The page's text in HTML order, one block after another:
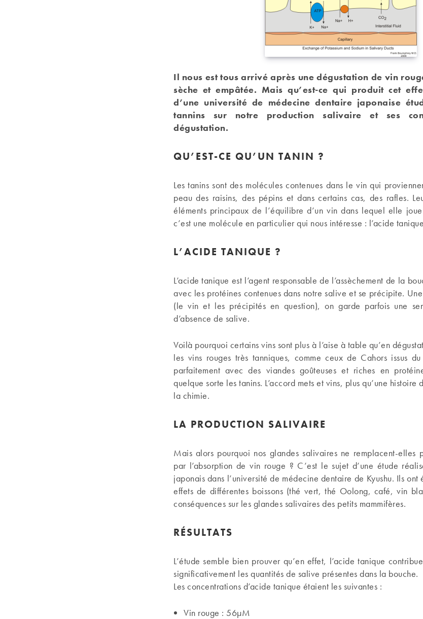
Il nous est tous arrivé après une dégustation de vin
sèche et empâtée. Mais qu’est-ce qui produit cet
d’une université de médecine dentaire japonaise
tannins sur notre production salivaire et ses
dégustation.
QU’EST-CE QU’UN TANIN ?
Les tanins sont des molécules contenues dans le vin qui
peau des raisins, des pépins et dans certains cas, des rafles.
éléments principaux de l’équilibre d’un vin dans lequel elle
c’est une molécule en particulier qui nous intéresse : l’acide
L’ACIDE TANIQUE ?
L’acide tanique est l’agent responsable de l’assèchement de la
avec les protéines contenues dans notre salive et se précipite.
(le vin et les précipités en question), on garde parfois une
d’absence de salive.
Voilà pourquoi certains vins sont plus à l’aise à table qu’en
les vins rouges très tanniques, comme ceux de Cahors issus
parfaitement avec des viandes goûteuses et riches en
quelque sorte les tanins. L’accord mets et vins, plus qu’une
la chimie.
LA PRODUCTION SALIVAIRE
Mais alors pourquoi nos glandes salivaires ne remplacent-elles
par l’absorption de vin rouge ? C’est le sujet d’une étude
japonais dans l’université de médecine dentaire de Kyushu. Ils ont
effets de différentes boissons (thé vert, thé Oolong, café, vin
conséquences sur les glandes salivaires des petits mammifères.
RÉSULTATS
L’étude semble bien prouver qu’en effet, l’acide tanique
significativement les quantités de salive présentes dans la bouche.
Les concentrations d’acide tanique étaient les suivantes :
Vin rouge : 56µM